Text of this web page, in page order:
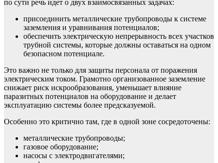
по сути речь идет о двух взаимосвязанных задачах:
присоединить металлические трубопроводы к системе
заземления и уравнивания потенциалов;
обеспечить электрическую непрерывность всех участков
трубной системы, которые должны оставаться на одном
безопасном потенциале.
Это важно не только для защиты персонала от поражения
электрическим током. Грамотно организованное заземление
снижает риск искрообразования, уменьшает влияние
паразитных потенциалов на оборудование и делает
эксплуатацию системы более предсказуемой.
Особенно это критично там, где в одной зоне сосредоточены:
металлические трубопроводы;
газовое оборудование;
насосы с электродвигателями;